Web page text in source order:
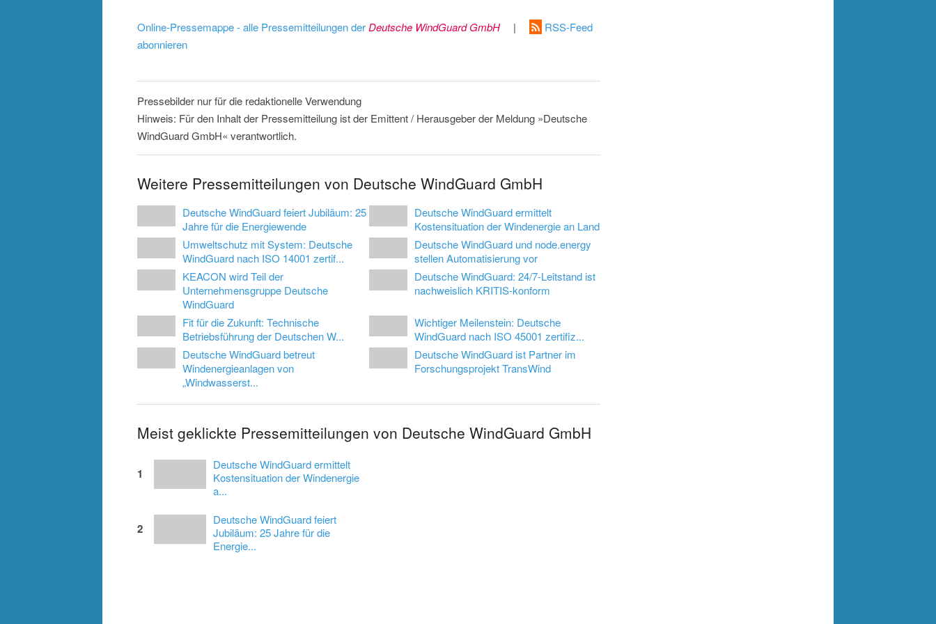
Online-Pressemappe - alle Pressemitteilungen derDeutsche WindGuard GmbH |
RSS-Feed
abonnieren
Pressebilder nur für die redaktionelle Verwendung
Hinweis: Für den Inhalt der Pressemitteilung ist der Emittent / Herausgeber der Meldung »Deutsche
WindGuard GmbH« verantwortlich.
Weitere Pressemitteilungen von Deutsche WindGuard GmbH
Deutsche WindGuard feiert Jubiläum: 25
Jahre für die Energiewende
Deutsche WindGuard ermittelt
Kostensituation der Windenergie an Land
Umweltschutz mit System: Deutsche
WindGuard nach ISO 14001 zertif...
Deutsche WindGuard und node.energy
stellen Automatisierung vor
KEACON wird Teil der
Unternehmensgruppe Deutsche
WindGuard
Deutsche WindGuard: 24/7-Leitstand ist
nachweislich KRITIS-konform
Fit für die Zukunft: Technische
Betriebsführung der Deutschen W...
Wichtiger Meilenstein: Deutsche
WindGuard nach ISO 45001 zertifiz...
Deutsche WindGuard betreut
Windenergieanlagen von
„Windwasserst...
Deutsche WindGuard ist Partner im
Forschungsprojekt TransWind
Meist geklickte Pressemitteilungen von Deutsche WindGuard GmbH
1
Deutsche WindGuard ermittelt
Kostensituation der Windenergie
a...
2
Deutsche WindGuard feiert
Jubiläum: 25 Jahre für die
Energie...